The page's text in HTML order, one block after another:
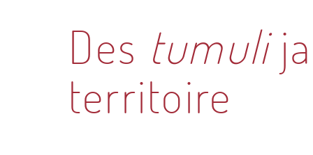
Des tumuli
territoire